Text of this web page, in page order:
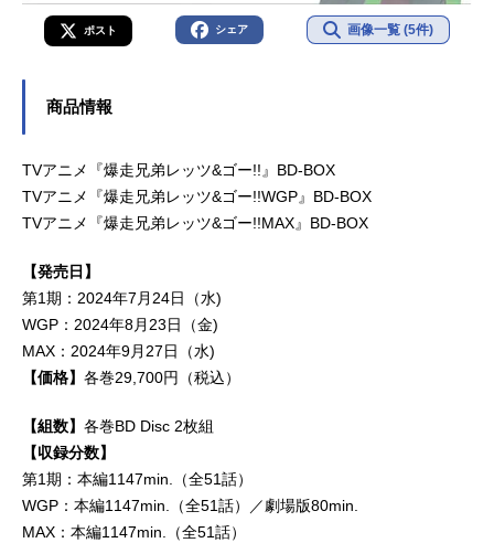
ポスト シェア 画像一覧 (5件)
商品情報
TVアニメ『爆走兄弟レッツ&ゴー!!』BD-BOX
TVアニメ『爆走兄弟レッツ&ゴー!!WGP』BD-BOX
TVアニメ『爆走兄弟レッツ&ゴー!!MAX』BD-BOX
【発売日】
第1期：2024年7月24日（水)
WGP：2024年8月23日（金)
MAX：2024年9月27日（水)
【価格】 各巻29,700円（税込）
【組数】 各巻BD Disc 2枚組
【収録分数】
第1期：本編1147min.（全51話）
WGP：本編1147min.（全51話）／劇場版80min.
MAX：本編1147min.（全51話）